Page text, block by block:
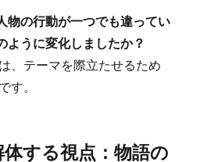
物の行動が一つでも違ってい
ように変化しましたか？
、テーマを際立たせるため
す。
する視点：物語の